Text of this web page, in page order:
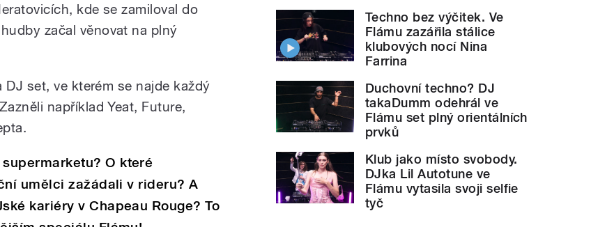
kde se zamiloval do
začal věnovat na plný
set, ve kterém se najde každý
například Yeat, Future,
O které
umělci zažádali v rideru? A
kariéry v Chapeau Rouge? To
Techno bez výčitek. Ve
Flámu zazářila stálice
klubových nocí Nina
Farrina
Duchovní techno? DJ
takaDumm odehrál ve
Flámu set plný orientálních
prvků
Klub jako místo svobody.
DJka Lil Autotune ve
Flámu vytasila svoji selfie
tyč